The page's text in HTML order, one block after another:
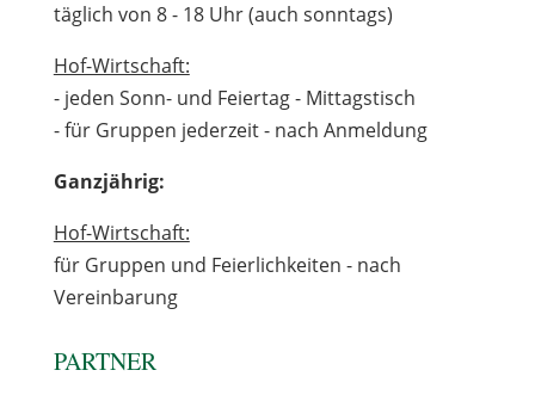
täglich von 8 - 18 Uhr (auch sonntags)
Hof-Wirtschaft:
- jeden Sonn- und Feiertag - Mittagstisch
- für Gruppen jederzeit - nach Anmeldung
Ganzjährig:
Hof-Wirtschaft:
für Gruppen und Feierlichkeiten - nach
Vereinbarung
PARTNER